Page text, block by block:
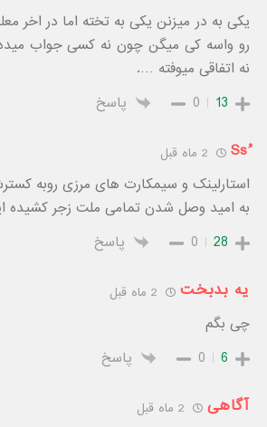
یکی به در میزنن یکی به تخته اما در اخر
رو واسه کی میگن چون نه کسی جواب
نه اتفاقی میوفته ….
13
0 پاسخ
ُSs
استارلینک و سیمکارت های مرزی روبه
به امید وصل شدن تمامی ملت زجر کشیده
28
0 پاسخ
یه بدبخت
چی بگم
6
0 پاسخ
آگاهی